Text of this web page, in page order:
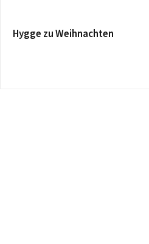
Hygge zu Weihnachten